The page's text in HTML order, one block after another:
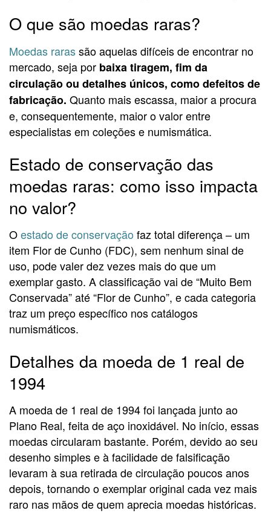
O que são moedas raras?
Moedas rarassão aquelas difíceis de encontrar no
mercado, seja por baixa tiragem, fim da
circulação ou detalhes únicos, como defeitos de
fabricação. Quanto mais escassa, maior a procura
e, consequentemente, maior o valor entre
especialistas em coleções e numismática.
Estado de conservação das
moedas raras: como isso impacta
no valor?
Oestado de conservação faz total diferença – um
item Flor de Cunho (FDC), sem nenhum sinal de
uso, pode valer dez vezes mais do que um
exemplar gasto. A classificação vai de “Muito Bem
Conservada” até “Flor de Cunho”, e cada categoria
traz um preço específico nos catálogos
numismáticos.
Detalhes da moeda de 1 real de
1994
A moeda de 1 real de 1994 foi lançada junto ao
Plano Real, feita de aço inoxidável. No início, essas
moedas circularam bastante. Porém, devido ao seu
desenho simples e à facilidade de falsificação
levaram à sua retirada de circulação poucos anos
depois, tornando o exemplar original cada vez mais
raro nas mãos de quem aprecia moedas históricas.